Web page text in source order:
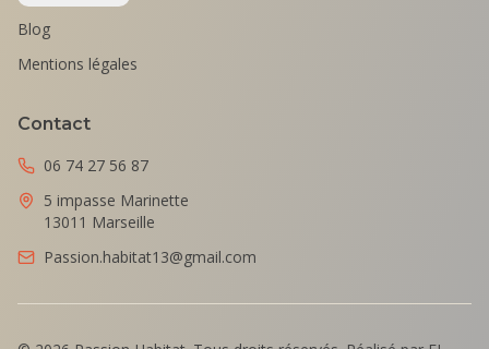
Blog
Mentions légales
Contact
06 74 27 56 87
5 impasse Marinette
13011 Marseille
Passion.habitat13@gmail.com